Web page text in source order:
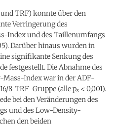
TRF) konnte über den
Verringerung des
Index und des Taillenumfangs
Darüber hinaus wurden in
signifikante Senkung des
festgestellt. Die Abnahme des
Mass-Index war in der ADF-
8-TRF-Gruppe (alle ps < 0,001).
bei den Veränderungen des
und des Low-Density-
den beiden